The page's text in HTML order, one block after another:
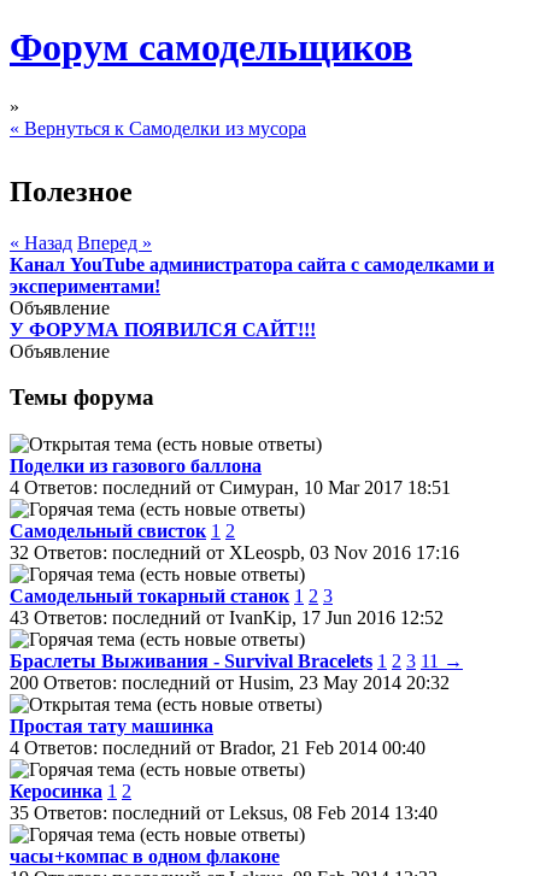
Форум самодельщиков
»
« Вернуться к Самоделки из мусора
Полезное
« Назад Вперед »
Канал YouTube администратора сайта с самоделками и
экспериментами!
Объявление
У ФОРУМА ПОЯВИЛСЯ САЙТ!!!
Объявление
Темы форума
Поделки из газового баллона
4 Ответов: последний от Симуран, 10 Mar 2017 18:51
Самодельный свисток 1 2
32 Ответов: последний от XLeospb, 03 Nov 2016 17:16
Самодельный токарный станок 1 2 3
43 Ответов: последний от IvanKip, 17 Jun 2016 12:52
Браслеты Выживания - Survival Bracelets 1 2 3 11 →
200 Ответов: последний от Husim, 23 May 2014 20:32
Простая тату машинка
4 Ответов: последний от Brador, 21 Feb 2014 00:40
Керосинка 1 2
35 Ответов: последний от Leksus, 08 Feb 2014 13:40
часы+компас в одном флаконе